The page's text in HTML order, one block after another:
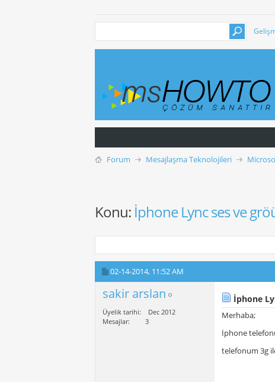
Forum Mesajlaşma Teknolojileri
Konu: İphone Lync ses ve
02-14-2014, 11:52 AM
sakir arslan
Üyelik tarihi
Dec 2012
Mesajlar
3
İphone
Merhaba;
İphone
telefonum 3g